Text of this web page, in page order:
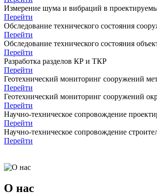
Измерение шума и вибраций в
Перейти
Обследование технического состояния
Перейти
Обследование технического состояния
Перейти
Разработка разделов КР и ТКР
Перейти
Геотехнический мониторинг сооружений
Перейти
Геотехнический мониторинг сооружений
Перейти
Научно-техническое сопровождение
Перейти
Научно-техническое сопровождение
Перейти
О нас